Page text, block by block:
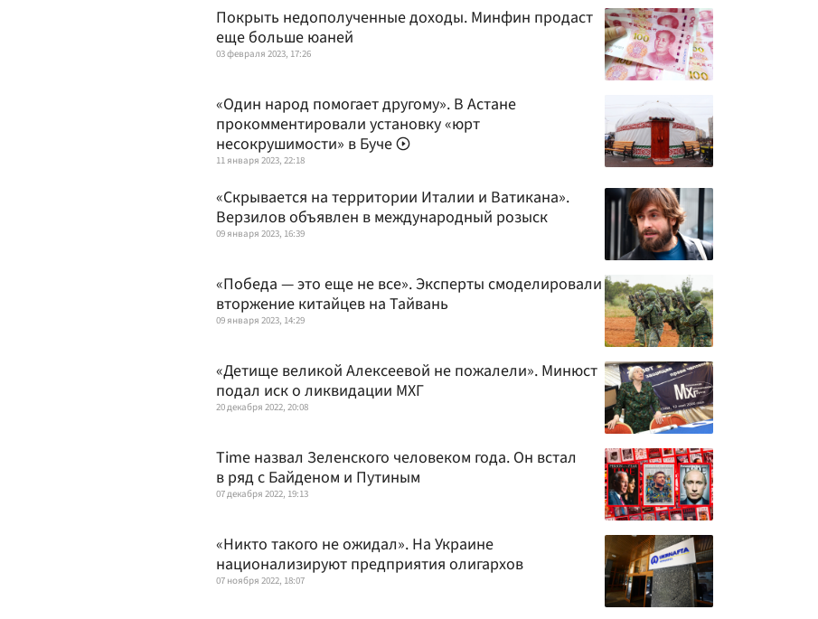
Покрыть недополученные доходы. Минфин продаст
еще больше юаней
03 февраля 2023, 17:26
«Один народ помогает другому». В Астане
прокомментировали установку «юрт
несокрушимости» в Буче
11 января 2023, 22:18
«Скрывается на территории Италии и Ватикана».
Верзилов объявлен в международный розыск
09 января 2023, 16:39
«Победа — это еще не все». Эксперты смоделировали
вторжение китайцев на Тайвань
09 января 2023, 14:29
«Детище великой Алексеевой не пожалели». Минюст
подал иск о ликвидации МХГ
20 декабря 2022, 20:08
Time назвал Зеленского человеком года. Он встал
в ряд с Байденом и Путиным
07 декабря 2022, 19:13
«Никто такого не ожидал». На Украине
национализируют предприятия олигархов
07 ноября 2022, 18:07